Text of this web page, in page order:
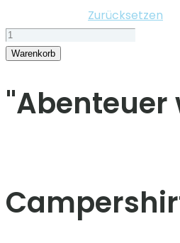
Zurücksetzen
Kinder
Tshirt
Camper"CampingBus
Sonnengott"
Warenkorb